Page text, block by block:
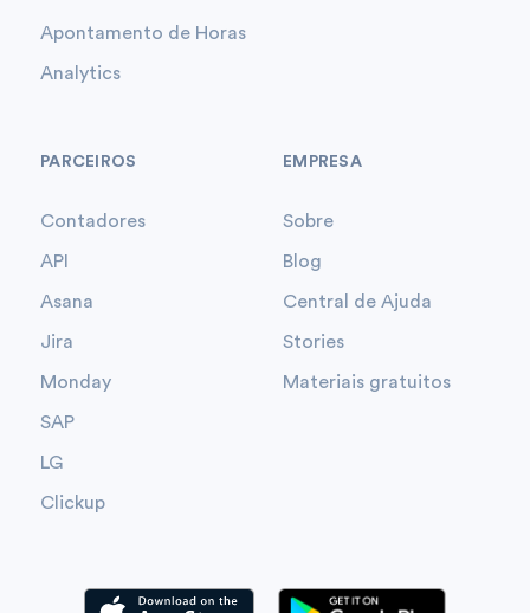
Apontamento de Horas
Analytics
PARCEIROS
Contadores
API
Asana
Jira
Monday
SAP
LG
Clickup
EMPRESA
Sobre
Blog
Central de Ajuda
Stories
Materiais gratuitos